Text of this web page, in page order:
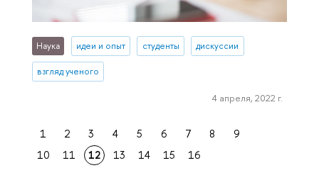
Наука идеи и опыт студенты дискуссии
взгляд ученого
4 апреля, 2022 г.
1 2 3 4 5 6 7 8
9
10
11 12 13 14 15 16